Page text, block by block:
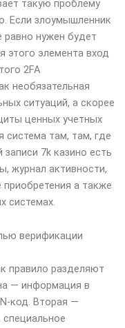
такую проблему
Если злоумышленник
равно нужен будет
этого элемента вход
2FA
необязательная
ситуаций, а скорее
ценных учетных
система там, там, где
7k казино есть
журнал активности,
а также
системах.
верификации
правило разделяют
— информация в
код. Вторая —